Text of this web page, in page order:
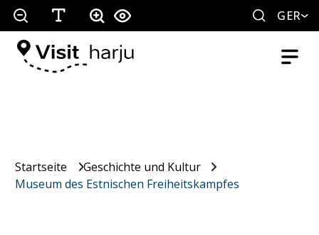
GER
Startseite
Geschichte und Kultur
Museum des Estnischen Freiheitskampfes